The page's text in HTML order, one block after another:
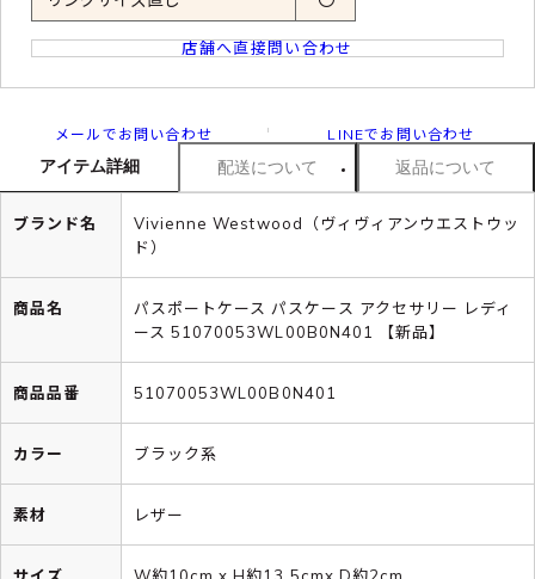
店舗へ直接問い合わせ
メールでお問い合わせ LINEでお問い合わせ
アイテム詳細 配送について 返品について
ブランド名
Vivienne Westwood（ヴィヴィアンウエストウッ
ド）
商品名
パスポートケース パスケース アクセサリー レディ
ース 51070053WL00B0N401 【新品】
商品品番 51070053WL00B0N401
カラー ブラック系
素材 レザー
サイズ W約10cm x H約13.5cmx D約2cm